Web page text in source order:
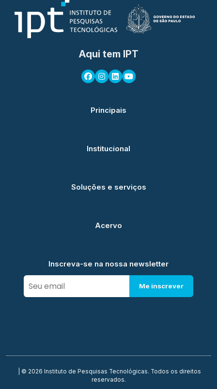
Aqui tem IPT
Principais
Institucional
Soluções e serviços
Acervo
Inscreva-se na nossa newsletter
Me inscrever
| © 2026 Instituto de Pesquisas Tecnológicas. Todos os direitos
reservados.